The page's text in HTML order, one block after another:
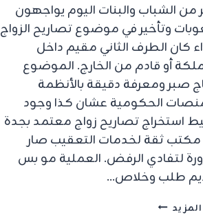
من الشباب والبنات اليوم يواجهون
وتأخير في موضوع تصاريح الزواج
كان الطرف الثاني مقيم داخل
أو قادم من الخارج. الموضوع
صبر ومعرفة دقيقة بالأنظمة
الحكومية عشان كذا وجود
استخراج تصاريح زواج معتمد بجدة
ثقة لخدمات التعقيب صار
لتفادي الرفض. العملية مو بس
طلب وخلاص…
وسيط